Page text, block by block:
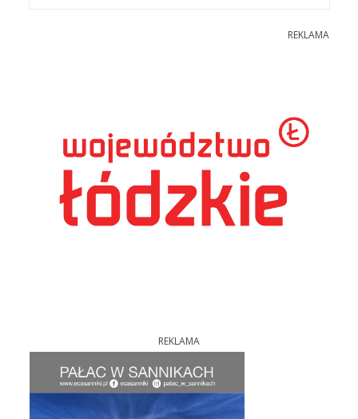
REKLAMA
REKLAMA